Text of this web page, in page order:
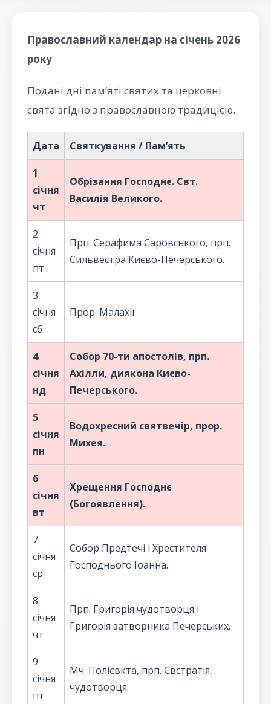
Православний календар на січень 2026
року
Подані дні пам’яті святих та церковні
свята згідно з православною традицією.
Дата Святкування / Пам’ять
1
січня
чт
Обрізання Господнє. Свт.
Василія Великого.
2
січня
пт
Прп. Серафима Саровського, прп.
Сильвестра Києво-Печерського.
3
січня
сб
Прор. Малахії.
4
січня
нд
Собор 70-ти апостолів, прп.
Ахілли, диякона Києво-
Печерського.
5
січня
пн
Водохресний святвечір, прор.
Михея.
6
січня
вт
Хрещення Господнє
(Богоявлення).
7
січня
ср
Собор Предтечі і Хрестителя
Господнього Іоанна.
8
січня
чт
Прп. Григорія чудотворця і
Григорія затворника Печерських.
9
січня
пт
Мч. Полієвкта, прп. Євстратія,
чудотворця.